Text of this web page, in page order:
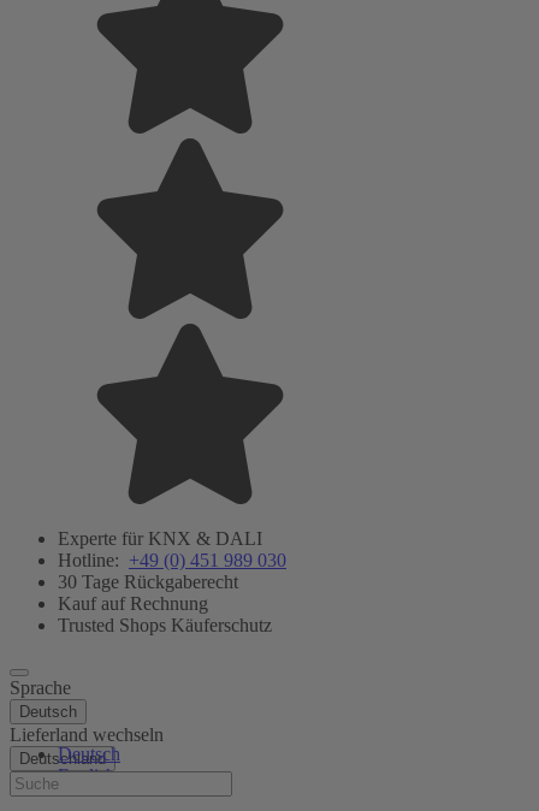
Experte für KNX & DALI
Hotline: +49 (0) 451 989 030
30 Tage Rückgaberecht
Kauf auf Rechnung
Trusted Shops Käuferschutz
Sprache
Deutsch
Deutsch
English
Lieferland wechseln
Deutschland
Hilfe